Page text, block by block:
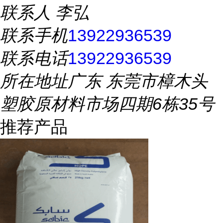
联系人 李弘
联系手机13922936539
联系电话13922936539
所在地址广东 东莞市樟木头
塑胶原材料市场四期6栋35号
推荐产品